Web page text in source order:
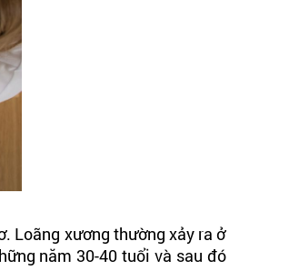
Loãng xương thường xảy ra ở
năm 30-40 tuổi và sau đó